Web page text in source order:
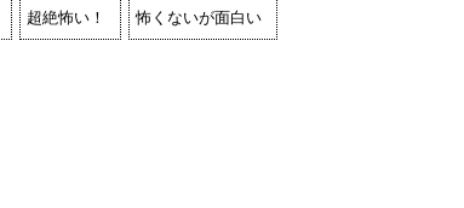
超絶怖い！ 怖くないが面白い